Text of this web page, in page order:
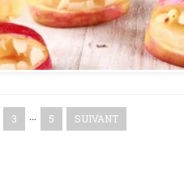
3 … 5 SUIVANT